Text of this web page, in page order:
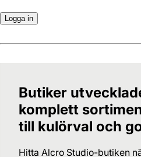
Logga in
Butiker
komplett
till kulörval och
Hitta Alcro Studio-butiken